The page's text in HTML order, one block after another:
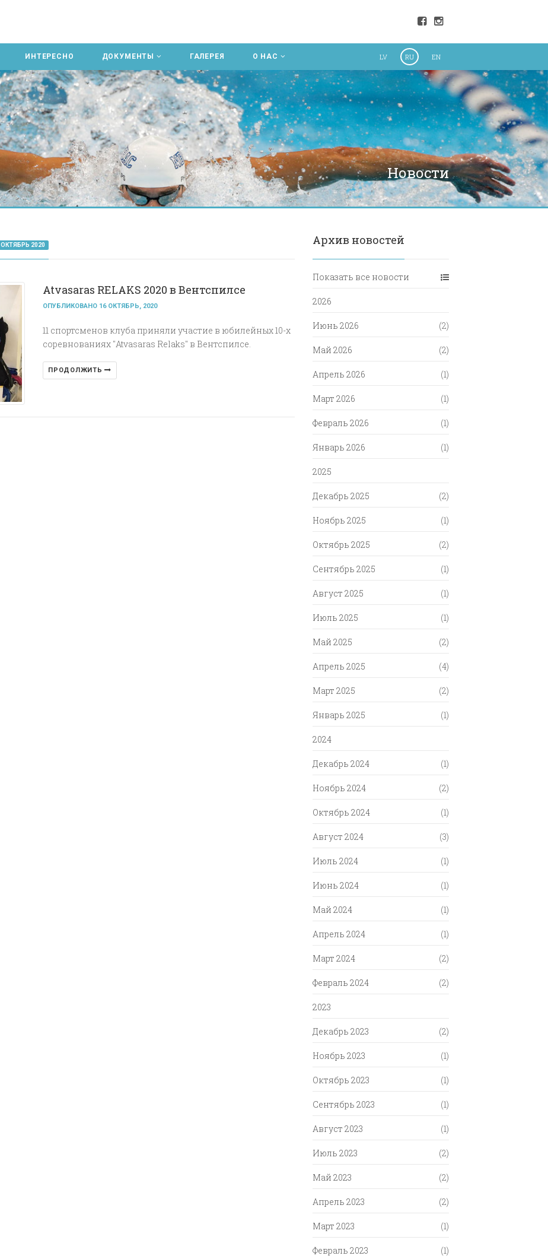
LV RU EN
ИНТЕРЕСНО ДОКУМЕНТЫ ГАЛЕРЕЯ О НАС
Новости
ОКТЯБРЬ 2020
Atvasaras RELAKS 2020 в Вентспилсе
ОПУБЛИКОВАНО 16 ОКТЯБРЬ, 2020
11 спортсменов клуба приняли участие в юбилейных 10-х
соревнованиях "Atvasaras Relaks" в Вентспилсе.
ПРОДОЛЖИТЬ
Архив новостей
Показать все новости
2026
Июнь 2026 (2)
Май 2026 (2)
Апрель 2026 (1)
Март 2026 (1)
Февраль 2026 (1)
Январь 2026 (1)
2025
Декабрь 2025 (2)
Ноябрь 2025 (1)
Октябрь 2025 (2)
Сентябрь 2025 (1)
Август 2025 (1)
Июль 2025 (1)
Май 2025 (2)
Апрель 2025 (4)
Март 2025 (2)
Январь 2025 (1)
2024
Декабрь 2024 (1)
Ноябрь 2024 (2)
Октябрь 2024 (1)
Август 2024 (3)
Июль 2024 (1)
Июнь 2024 (1)
Май 2024 (1)
Апрель 2024 (1)
Март 2024 (2)
Февраль 2024 (2)
2023
Декабрь 2023 (2)
Ноябрь 2023 (1)
Октябрь 2023 (1)
Сентябрь 2023 (1)
Август 2023 (1)
Июль 2023 (2)
Май 2023 (2)
Апрель 2023 (2)
Март 2023 (1)
Февраль 2023 (1)